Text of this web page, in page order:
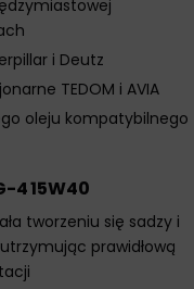
i Deutz
TEDOM i AVIA
oleju kompatybilnego
4 15W40
tworzeniu się sadzy i
prawidłową